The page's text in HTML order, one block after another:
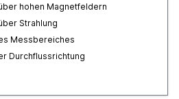
hohen Magnetfeldern
Strahlung
Messbereiches
Durchflussrichtung